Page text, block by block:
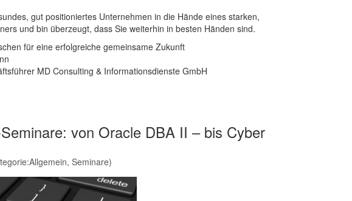
gut positioniertes Unternehmen in die Hände eines starken,
und bin überzeugt, dass Sie weiterhin in besten Händen sind.
für eine erfolgreiche gemeinsame Zukunft
MD Consulting & Informationsdienste GmbH
von Oracle DBA II – bis Cyber
Allgemein, Seminare)